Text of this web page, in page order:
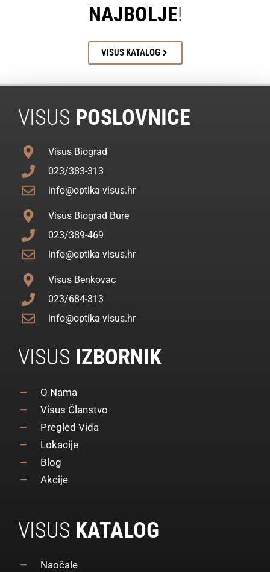
NAJBOLJE!
VISUS KATALOG
VISUS POSLOVNICE
Visus Biograd
023/383-313
info@optika-visus.hr
Visus Biograd Bure
023/389-469
info@optika-visus.hr
Visus Benkovac
023/684-313
info@optika-visus.hr
VISUS IZBORNIK
O Nama
Visus Članstvo
Pregled Vida
Lokacije
Blog
Akcije
VISUS KATALOG
Naočale